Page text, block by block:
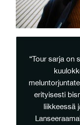
“Tour sarja on
erityisesti
liikkeessä